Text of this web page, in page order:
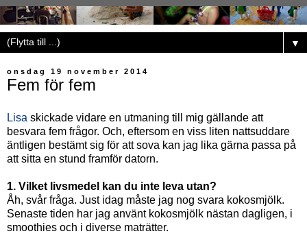
▼
onsdag 19 november 2014
Fem för fem
Lisa skickade vidare en utmaning till mig gällande att
besvara fem frågor. Och, eftersom en viss liten nattsuddare
äntligen bestämt sig för att sova kan jag lika gärna passa på
att sitta en stund framför datorn.
1. Vilket livsmedel kan du inte leva utan?
Åh, svår fråga. Just idag måste jag nog svara kokosmjölk.
Senaste tiden har jag använt kokosmjölk nästan dagligen, i
smoothies och i diverse maträtter.